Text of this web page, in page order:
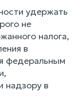
удержать
не
налога,
в
федеральным
надзору в